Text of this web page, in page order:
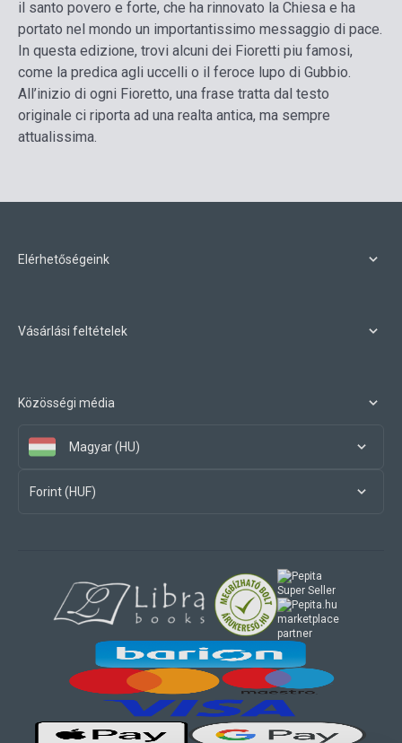
il santo povero e forte, che ha rinnovato la Chiesa e ha
portato nel mondo un importantissimo messaggio di pace.
In questa edizione, trovi alcuni dei Fioretti piu famosi,
come la predica agli uccelli o il feroce lupo di Gubbio.
All’inizio di ogni Fioretto, una frase tratta dal testo
originale ci riporta ad una realta antica, ma sempre
attualissima.
Elérhetőségeink
Vásárlási feltételek
Közösségi média
Magyar (HU)
Forint (HUF)
marketplace
partner